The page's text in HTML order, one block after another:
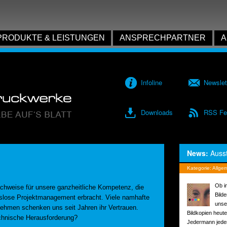
& LEISTUNGEN ANSPRECHPARTNER
Infoline
Downloads RSS
für unsere ganzheitliche Kompetenz, die
Projektmanagement erbracht. Viele namhafte
schenken uns seit Jahren ihr Vertrauen.
Herausforderung?
News:
Kategorie:
Ob
Bildkopien
Jedermann